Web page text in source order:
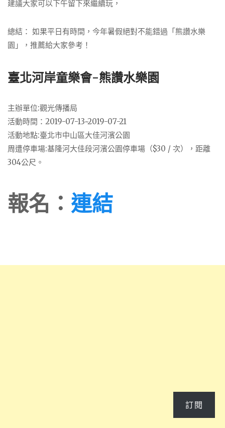
建議大家可以下午留下來繼續玩，
總結： 如果平日有時間，今年暑假絕對不能錯過「熊讚水樂
園」，推薦給大家參考！
臺北河岸童樂會-熊讚水樂園
主辦單位:觀光傳播局
活動時間：2019-07-13~2019-07-21
活動地點:臺北市中山區大佳河濱公園
周遭停車場:基隆河大佳段河濱公園停車場（$30 / 次），距離
304公尺。
報名： 連結
訂閱